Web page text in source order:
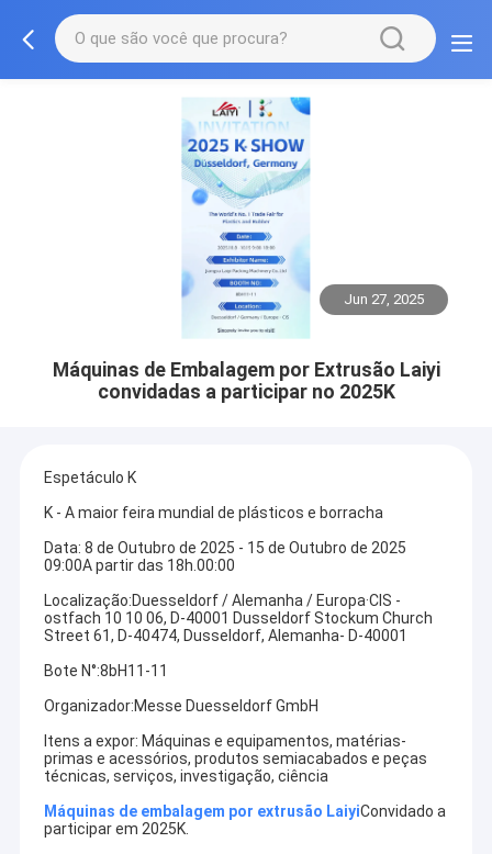
Jun 27, 2025
Máquinas de Embalagem por Extrusão Laiyi
convidadas a participar no 2025K
Espetáculo K
K - A maior feira mundial de plásticos e borracha
Data: 8 de Outubro de 2025 - 15 de Outubro de 2025
09:00A partir das 18h.00:00
Localização:Duesseldorf / Alemanha / Europa·CIS -
ostfach 10 10 06, D-40001 Dusseldorf Stockum Church
Street 61, D-40474, Dusseldorf, Alemanha- D-40001
Bote N°:8bH11-11
Organizador:Messe Duesseldorf GmbH
Itens a expor: Máquinas e equipamentos, matérias-
primas e acessórios, produtos semiacabados e peças
técnicas, serviços, investigação, ciência
Máquinas de embalagem por extrusão LaiyiConvidado a
participar em 2025K.